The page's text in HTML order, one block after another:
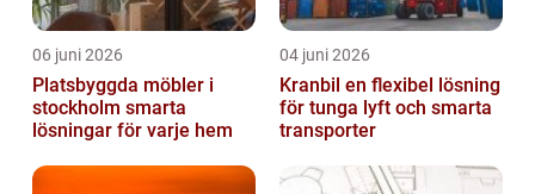
06 juni 2026
Platsbyggda möbler i
stockholm smarta
lösningar för varje hem
04 juni 2026
Kranbil en flexibel lösning
för tunga lyft och smarta
transporter